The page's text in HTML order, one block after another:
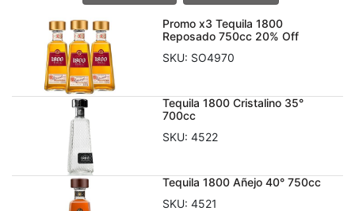
Promo x3 Tequila 1800
Reposado 750cc 20% Off
SKU: SO4970
Tequila 1800 Cristalino 35°
700cc
SKU: 4522
Tequila 1800 Añejo 40° 750cc
SKU: 4521